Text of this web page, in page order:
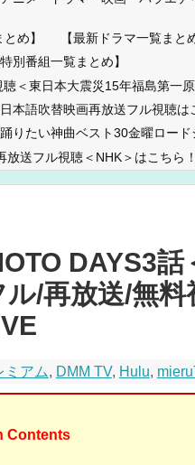
め】
【最新ドラマ一覧まと
別番組一覧まとめ】
＜東日本大震災15年福島第一
本語吹替映画再放送フル視聴は
りたい神曲ベスト30金曜ロー
送フル視聴＜NHK＞はこちら！
DAYS3話
/再放送/無料
ミアム, DMM TV, Hulu,
Contents